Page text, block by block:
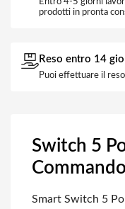
prodotti in pronta
Reso entro 14
Puoi effettuare il
Switch 5
Smart Switch 5